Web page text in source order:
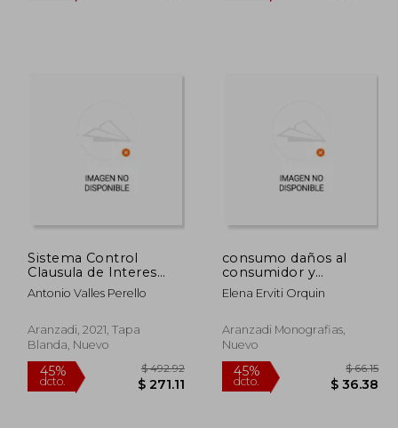
221.26 45%
dcto.
$ 336.41
$ 185.03
45%
dcto.
Sistema Control
Clausula de Interes
Variable Prestamos
Antonio Valles Perello
Aranzadi, 2021, Tapa
Blanda, Nuevo
consumo daños al
consumidor y
quantum
indemnizator
Elena Erviti Orquin
Aranzadi Monografias,
Nuevo